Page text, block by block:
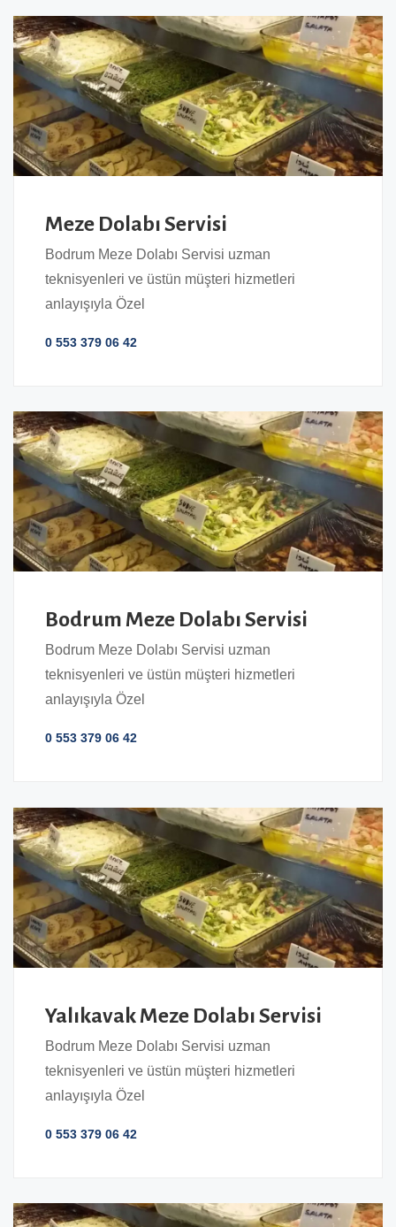
Meze Dolabı Servisi
Bodrum Meze Dolabı Servisi uzman
teknisyenleri ve üstün müşteri hizmetleri
anlayışıyla Özel
0 553 379 06 42
Bodrum Meze Dolabı Servisi
Bodrum Meze Dolabı Servisi uzman
teknisyenleri ve üstün müşteri hizmetleri
anlayışıyla Özel
0 553 379 06 42
Yalıkavak Meze Dolabı Servisi
Bodrum Meze Dolabı Servisi uzman
teknisyenleri ve üstün müşteri hizmetleri
anlayışıyla Özel
0 553 379 06 42